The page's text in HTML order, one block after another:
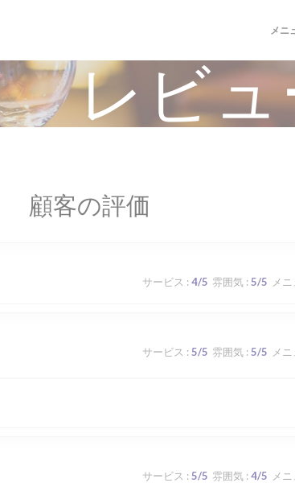
メニ
レビ
顧客の評価
サービス : 4/5 雰囲気: 5/5 メ
サービス : 5/5 雰囲気: 5/5 メ
サービス : 5/5 雰囲気: 4/5 メ